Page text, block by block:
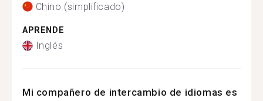
Chino (simplificado)
APRENDE
Inglés
Mi compañero de intercambio de idiomas es